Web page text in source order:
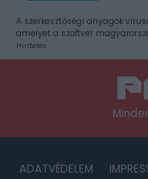
A szerkesztőségi anyagok
amelyet a szoftver
Hirdetés
ADATVÉDELEM